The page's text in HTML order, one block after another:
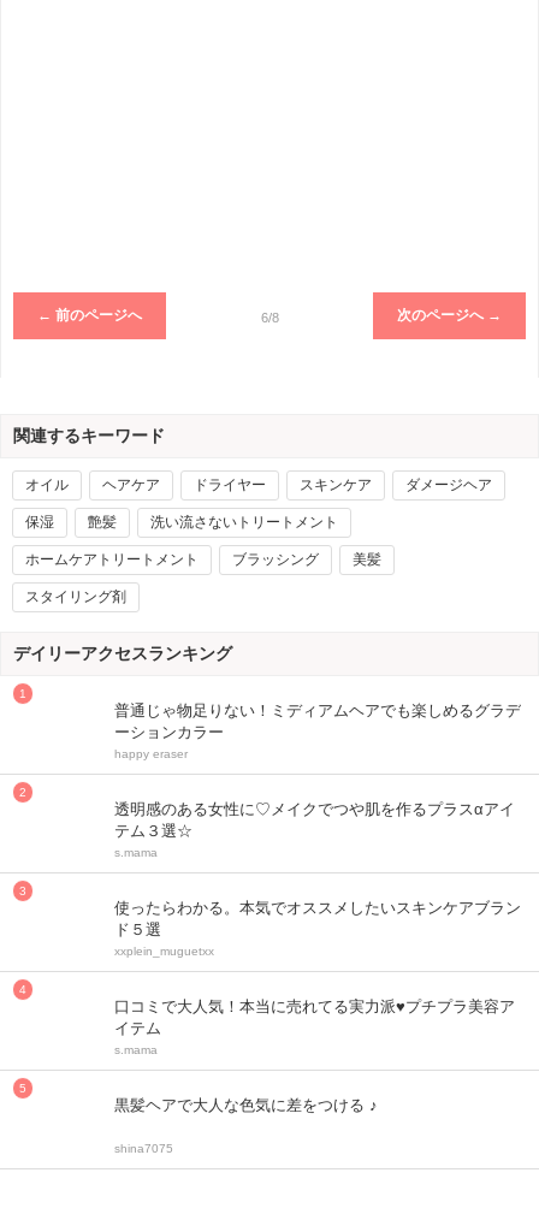
← 前のページへ 6/8 次のページへ →
関連するキーワード
オイル ヘアケア ドライヤー スキンケア ダメージヘア
保湿 艶髪 洗い流さないトリートメント
ホームケアトリートメント ブラッシング 美髪
スタイリング剤
デイリーアクセスランキング
普通じゃ物足りない！ミディアムヘアでも楽しめるグラデ
ーションカラー
happy eraser
透明感のある女性に♡メイクでつや肌を作るプラスαアイ
テム３選☆
s.mama
使ったらわかる。本気でオススメしたいスキンケアブラン
ド５選
xxplein_muguetxx
口コミで大人気！本当に売れてる実力派♥プチプラ美容ア
イテム
s.mama
黒髪ヘアで大人な色気に差をつける ♪
shina7075